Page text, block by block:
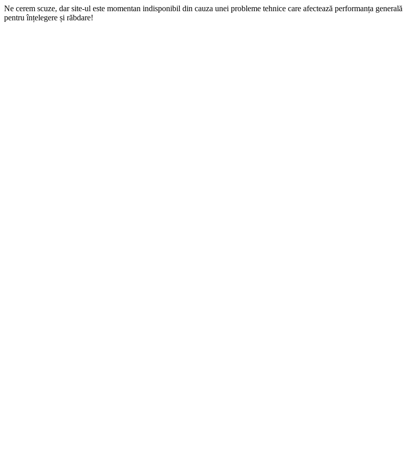
Ne cerem scuze, dar site-ul este momentan indisponibil din cauza unei probleme tehnice care afectează performanța
pentru înțelegere și răbdare!